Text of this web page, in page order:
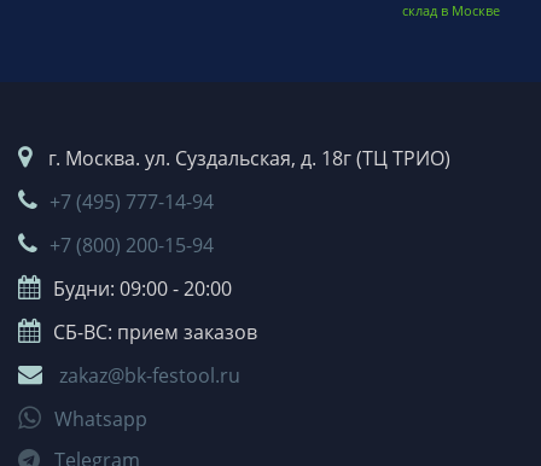
склад в Москве
г. Москва. ул. Суздальская, д. 18г (ТЦ ТРИО)
+7 (495) 777-14-94
+7 (800) 200-15-94
Будни: 09:00 - 20:00
СБ-ВС: прием заказов
zakaz@bk-festool.ru
Whatsapp
Telegram